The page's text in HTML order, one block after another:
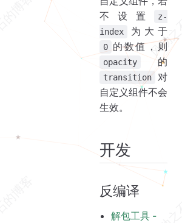
不设置
z-
index
为大于
0 的数值，则
opacity 的
transition
对
自定义组件不会
生效。
开发
反编译
解包工具 -